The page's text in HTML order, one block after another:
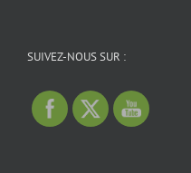
SUIVEZ-NOUS SUR :